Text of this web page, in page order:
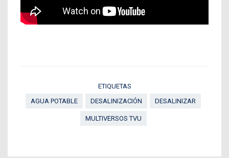
ETIQUETAS
AGUA POTABLE
DESALINIZACIÓN DESALINIZAR
MULTIVERSOS TVU